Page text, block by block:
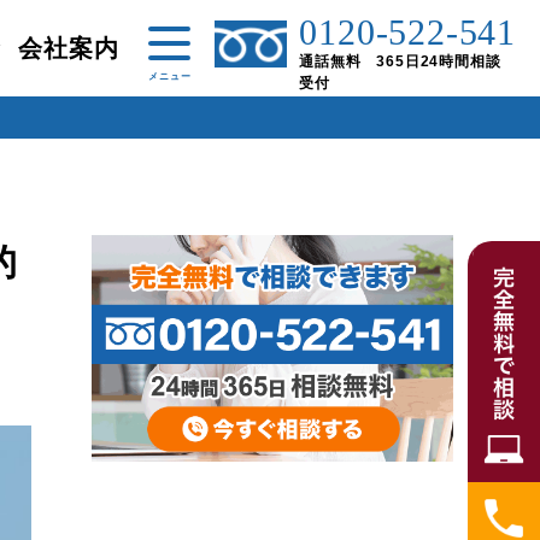
会社案内 0120-522-541
通話無料 365日24時間相談
受付